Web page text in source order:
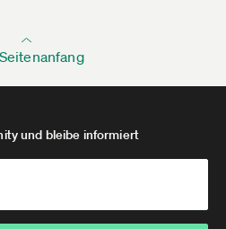
und bleibe informiert